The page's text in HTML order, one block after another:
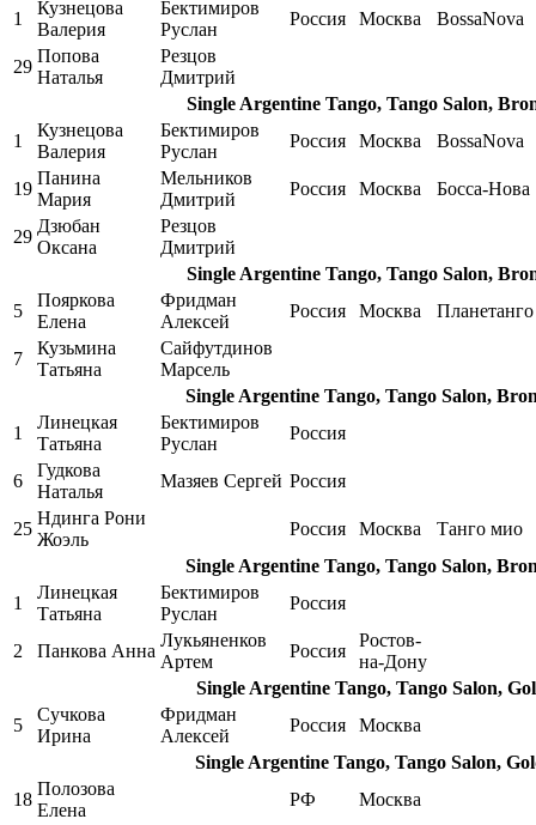
1
Кузнецова
Валерия
Бектимиров
Руслан
Россия Москва BossaNova
29
Попова
Наталья
Резцов
Дмитрий
Single Argentine Tango, Tango Salon,
1
Кузнецова
Валерия
Бектимиров
Руслан
Россия Москва BossaNova
19
Панина
Мария
Мельников
Дмитрий
Россия Москва Босса-Нова
29
Дзюбан
Оксана
Резцов
Дмитрий
Single Argentine Tango, Tango Salon,
5
Пояркова
Елена
Фридман
Алексей
Россия Москва Планетанго
7
Кузьмина
Татьяна
Сайфутдинов
Марсель
Single Argentine Tango, Tango Salon,
1
Линецкая
Татьяна
Бектимиров
Руслан
Россия
6
Гудкова
Наталья
Мазяев Сергей Россия
25
Ндинга Рони
Жоэль
Россия Москва
Танго мио
Single Argentine Tango, Tango Salon,
1
Линецкая
Татьяна
Бектимиров
Руслан
Россия
2 Панкова Анна
Лукьяненков
Артем
Россия
Ростов-
на-Дону
Single Argentine Tango, Tango Salon,
5
Сучкова
Ирина
Фридман
Алексей
Россия
Москва
Single Argentine Tango, Tango Salon,
18
Полозова
Елена
РФ
Москва